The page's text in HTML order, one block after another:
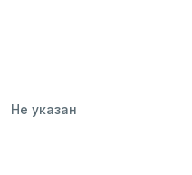
Не указан